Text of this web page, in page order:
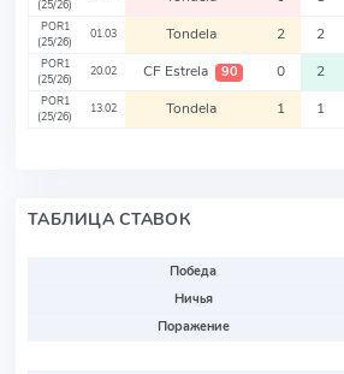
(25/26)
POR1
(25/26)
01.03 Tondela 2 2
POR1
(25/26)
20.02 CF Estrela 90 0 2
POR1
(25/26)
13.02 Tondela 1 1
ТАБЛИЦА СТАВОК
Победа
Ничья
Поражение